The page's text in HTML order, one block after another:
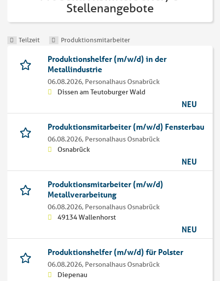
Stellenangebote
Teilzeit Produktionsmitarbeiter
Produktionshelfer (m/w/d) in der
Metallindustrie
06.08.2026, Personalhaus Osnabrück
Dissen am Teutoburger Wald
NEU
Produktionsmitarbeiter (m/w/d) Fensterbau
06.08.2026, Personalhaus Osnabrück
Osnabrück
NEU
Produktionsmitarbeiter (m/w/d)
Metallverarbeitung
06.08.2026, Personalhaus Osnabrück
49134 Wallenhorst
NEU
Produktionshelfer (m/w/d) für Polster
06.08.2026, Personalhaus Osnabrück
Diepenau